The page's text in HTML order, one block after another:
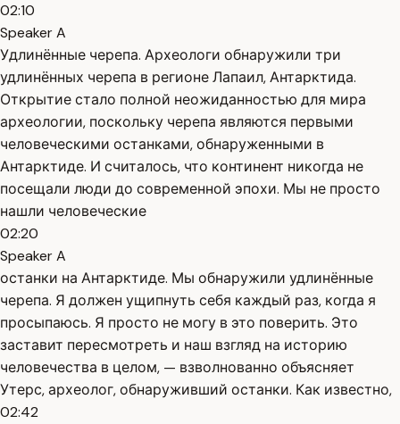
02:10
Speaker A
Удлинённые черепа. Археологи обнаружили три
удлинённых черепа в регионе Лапаил, Антарктида.
Открытие стало полной неожиданностью для мира
археологии, поскольку черепа являются первыми
человеческими останками, обнаруженными в
Антарктиде. И считалось, что континент никогда не
посещали люди до современной эпохи. Мы не просто
нашли человеческие
02:20
Speaker A
останки на Антарктиде. Мы обнаружили удлинённые
черепа. Я должен ущипнуть себя каждый раз, когда я
просыпаюсь. Я просто не могу в это поверить. Это
заставит пересмотреть и наш взгляд на историю
человечества в целом, — взволнованно объясняет
Утерс, археолог, обнаруживший останки. Как известно,
02:42